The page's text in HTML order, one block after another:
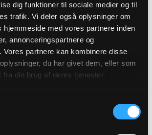
dig funktioner til sociale medier og til
trafik. Vi deler også oplysninger om
hjemmeside med vores partnere inden
annonceringspartnere og
Vores partnere kan kombinere disse
du har givet dem, eller som
fra din brug af deres tjenester.
invasion af Ukraine er mange
kommet til Danmark. Derfor
udarbejdet materiale, som kan
med at finde
engelsk og russisk.